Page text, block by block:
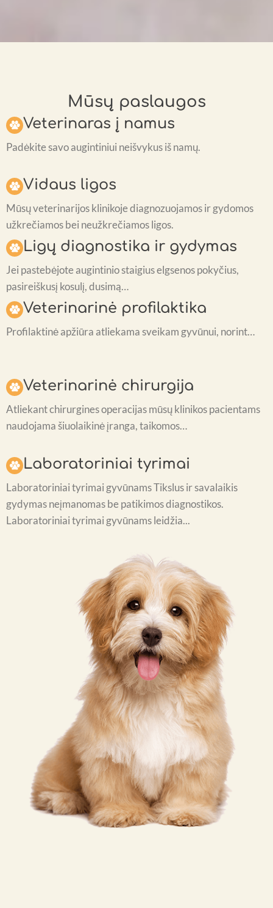
Mūsų paslaugos
Veterinaras į namus
Padėkite savo augintiniui neišvykus iš namų.
Vidaus ligos
Mūsų veterinarijos klinikoje diagnozuojamos ir gydomos
užkrečiamos bei neužkrečiamos ligos.
Ligų diagnostika ir gydymas
Jei pastebėjote augintinio staigius elgsenos pokyčius,
pasireiškusį kosulį, dusimą…
Veterinarinė profilaktika
Profilaktinė apžiūra atliekama sveikam gyvūnui, norint…
Veterinarinė chirurgija
Atliekant chirurgines operacijas mūsų klinikos pacientams
naudojama šiuolaikinė įranga, taikomos…
Laboratoriniai tyrimai
Laboratoriniai tyrimai gyvūnams Tikslus ir savalaikis
gydymas neįmanomas be patikimos diagnostikos.
Laboratoriniai tyrimai gyvūnams leidžia...